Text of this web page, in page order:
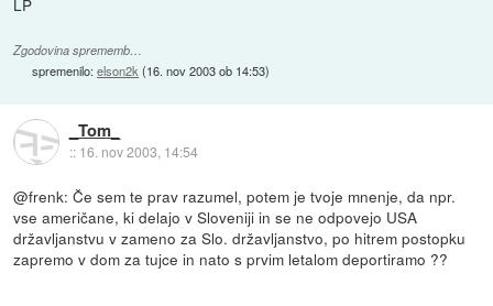
Zgodovina sprememb…
spremenilo:elson2k (16. nov 2003 ob 14:53)
_Tom_
:: 16. nov 2003, 14:54
@frenk: Če sem te prav razumel, potem je tvoje mnenje, da npr.
vse američane, ki delajo v Sloveniji in se ne odpovejo USA
državljanstvu v zameno za Slo. državljanstvo, po hitrem postopku
zapremo v dom za tujce in nato s prvim letalom deportiramo ??